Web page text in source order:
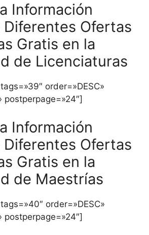
Información
Diferentes Ofertas
Gratis en la
de Licenciaturas
order=»DESC»
postperpage=»24″]
Información
Diferentes Ofertas
Gratis en la
de Maestrías
order=»DESC»
postperpage=»24″]